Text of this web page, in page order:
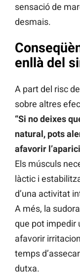
sensació de
desmais.
enllà del
A part del risc
sobre altres
“Si no deixes
natural, pots
afavorir
Els músculs
làctic i
d’una activitat
A més, la
que pot impedir
afavorir
temps
dutxa.